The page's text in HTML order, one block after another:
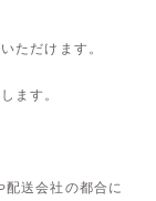
ただけます。
ます。
配送会社の都合に